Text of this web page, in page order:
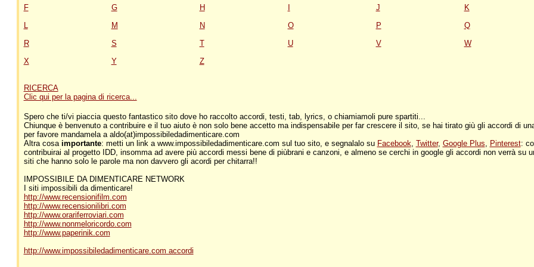
F
G H J
K
L
M N O P
Q
R
S T U V
W
X
Y Z
RICERCA
Clic qui per la pagina di ricerca...
Spero che ti/vi piaccia questo fantastico sito dove ho raccolto accordi, testi, tab, lyrics, o chiamiamoli pure spartiti...
Chiunque è benvenuto a contribuire e il tuo aiuto è non solo bene accetto ma indispensabile per far crescere il sito, se hai tirato giù gli accordi di
per favore mandamela a aldo(at)impossibiledadimenticare.com
Altra cosa importante: metti un link a www.impossibiledadimenticare.com sul tuo sito, e segnalalo su Facebook, Twitter, Google Plus, Pinterest:
contribuirai al progetto IDD, insomma ad avere più accordi messi bene di piùbrani e canzoni, e almeno se cerchi in google gli accordi non verrà su
siti che hanno solo le parole ma non davvero gli acordi per chitarra!!
IMPOSSIBILE DA DIMENTICARE NETWORK
I siti impossibili da dimenticare!
http://www.recensionifilm.com
http://www.recensionilibri.com
http://www.orariferroviari.com
http://www.nonmeloricordo.com
http://www.paperinik.com
http://www.impossibiledadimenticare.com accordi